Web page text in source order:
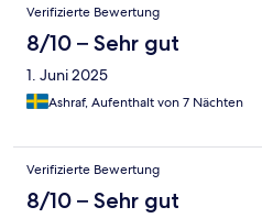
Verifizierte Bewertung
8/10 – Sehr gut
1. Juni 2025
Ashraf, Aufenthalt von 7 Nächten
Verifizierte Bewertung
8/10 – Sehr gut